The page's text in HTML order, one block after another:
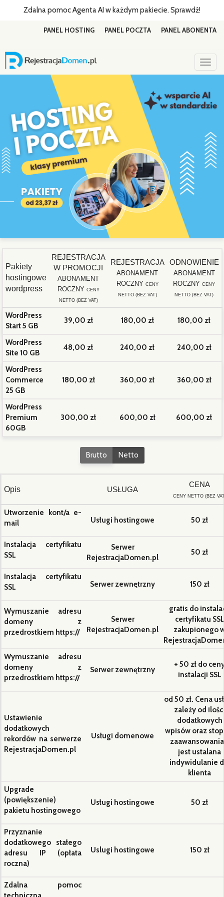
Zdalna pomoc Agenta AI w każdym pakiecie. Sprawdź!
PANEL ABONENTA
PANEL POCZTA
PANEL HOSTING
Pakiety
hostingowe
wordpress
REJESTRACJA
W PROMOCJI
ABONAMENT
ROCZNY CENY
NETTO (BEZ VAT)
REJESTRACJA
ABONAMENT
ROCZNY CENY
NETTO (BEZ VAT)
ODNOWIENIE
ABONAMENT
ROCZNY CENY
NETTO (BEZ VAT)
WordPress
Start 5 GB
39,00 zł 180,00 zł 180,00 zł
WordPress
Site 10 GB
48,00 zł 240,00 zł 240,00 zł
WordPress
Commerce
25 GB
180,00 zł 360,00 zł 360,00 zł
WordPress
Premium
60GB
300,00 zł 600,00 zł 600,00 zł
Brutto Netto
Opis USŁUGA
CENA
CENY NETTO (BEZ
Utworzenie kont/a e-
mail
Usługi hostingowe 50 zł
Instalacja certyfikatu
SSL
Serwer
RejestracjaDomen.pl
50 zł
Instalacja certyfikatu
SSL
Serwer zewnętrzny 150 zł
Wymuszanie adresu
domeny z
przedrostkiem https://
Serwer
RejestracjaDomen.pl
gratis do
certyfikatu SSL
zakupionego
Wymuszanie adresu
domeny z
przedrostkiem https://
Serwer zewnętrzny
+ 50 zł do
instalacji SSL
Ustawienie
dodatkowych
rekordów na serwerze
RejestracjaDomen.pl
Usługi domenowe
od 50 zł. Cena
zależy od
dodatkowych
wpisów oraz
jest ustalana
indywidulanie
klienta
Upgrade
(powiększenie)
pakietu hostingowego
Usługi hostingowe 50 zł
Przyznanie
dodatkowego stałego
adresu IP (opłata
roczna)
Uslugi hostingowe 150 zł
Zdalna pomoc